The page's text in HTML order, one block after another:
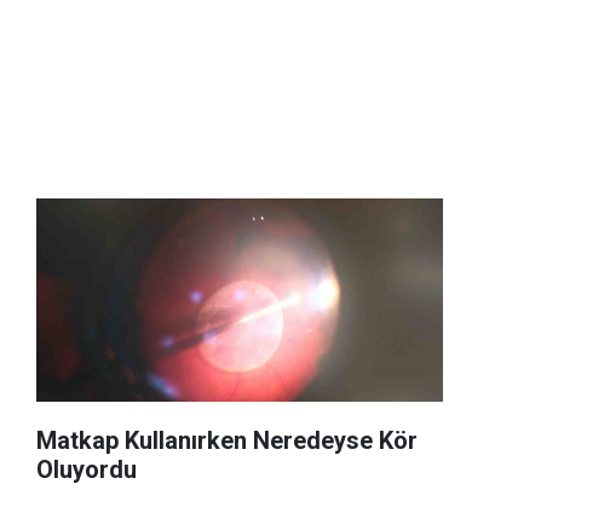
Matkap Kullanırken Neredeyse Kör
Oluyordu